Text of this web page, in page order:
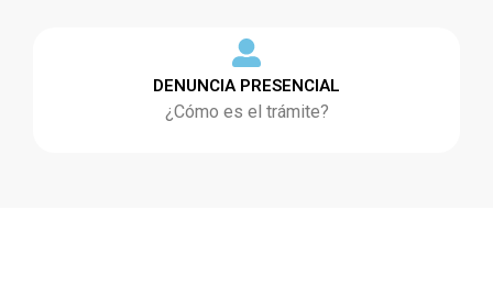
DENUNCIA PRESENCIAL
¿Cómo es el trámite?